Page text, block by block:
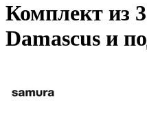
Комплект из
Damascus и